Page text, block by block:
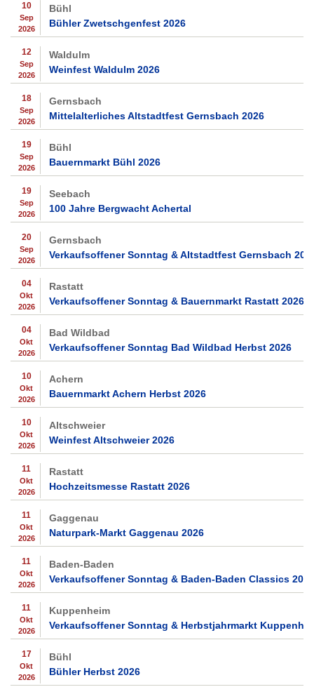
10
Sep
2026
Bühl
Bühler Zwetschgenfest 2026
12
Sep
2026
Waldulm
Weinfest Waldulm 2026
18
Sep
2026
Gernsbach
Mittelalterliches Altstadtfest Gernsbach 2026
19
Sep
2026
Bühl
Bauernmarkt Bühl 2026
19
Sep
2026
Seebach
100 Jahre Bergwacht Achertal
20
Sep
2026
Gernsbach
Verkaufsoffener Sonntag & Altstadtfest Gernsbach
04
Okt
2026
Rastatt
Verkaufsoffener Sonntag & Bauernmarkt Rastatt 2026
04
Okt
2026
Bad Wildbad
Verkaufsoffener Sonntag Bad Wildbad Herbst 2026
10
Okt
2026
Achern
Bauernmarkt Achern Herbst 2026
10
Okt
2026
Altschweier
Weinfest Altschweier 2026
11
Okt
2026
Rastatt
Hochzeitsmesse Rastatt 2026
11
Okt
2026
Gaggenau
Naturpark-Markt Gaggenau 2026
11
Okt
2026
Baden-Baden
Verkaufsoffener Sonntag & Baden-Baden Classics 2026
11
Okt
2026
Kuppenheim
Verkaufsoffener Sonntag & Herbstjahrmarkt
17
Okt
2026
Bühl
Bühler Herbst 2026